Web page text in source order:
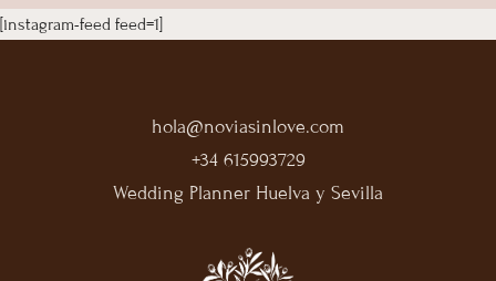
[instagram-feed feed=1]
hola@noviasinlove.com
+34 615993729
Wedding Planner Huelva y Sevilla